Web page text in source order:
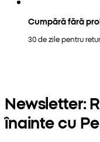
Cumpără fără
30 de zile pentru
Newsletter:
înainte cu